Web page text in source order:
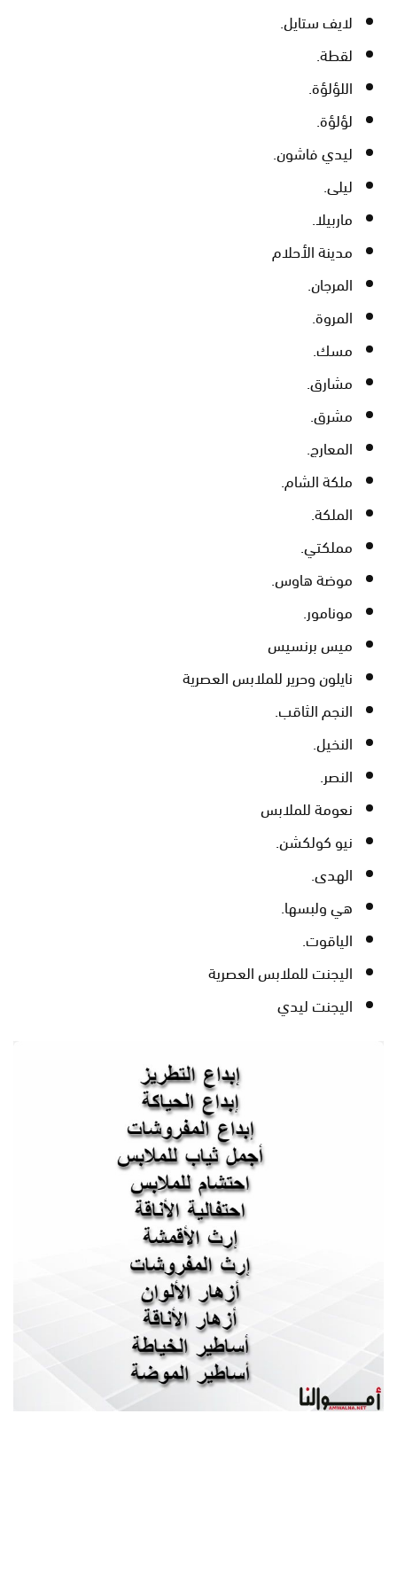
لايف ستايل.
لقطة.
اللؤلؤة.
لؤلؤة.
ليدي فاشون.
ليلى.
ماربيلا.
مدينة الأحلام
المرجان.
المروة.
مسك.
مشارق.
مشرق.
المعارج.
ملكة الشام.
الملكة.
مملكتي.
موضة هاوس.
مونامور.
ميس برنسيس
نايلون وحرير للملابس العصرية
النجم الثاقب.
النخيل.
النصر.
نعومة للملابس
نيو كولكشن.
الهدى.
هي ولبسها.
الياقوت.
اليجنت للملابس العصرية
اليجنت ليدي